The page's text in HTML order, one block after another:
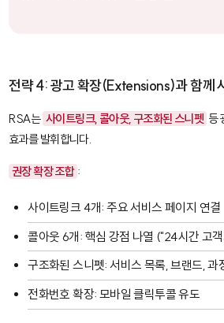
전략 4: 광고 확장(Extensions)과 함께
RSA는 사이트링크, 콜아웃, 구조화된 스니펫 등
효과를 발휘합니다.
권장 확장 조합 :
사이트링크 4개: 주요 서비스 페이지 연결
콜아웃 6개: 핵심 강점 나열 ("24시간 고
구조화된 스니펫: 서비스 목록, 브랜드, 과
전화번호 확장: 모바일 클릭투콜 유도